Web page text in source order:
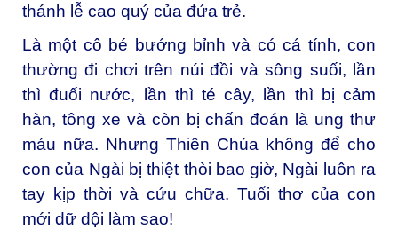
thánh lễ cao quý của đứa trẻ.
Là một cô bé bướng bỉnh và có cá tính, con
thường đi chơi trên núi đồi và sông suối, lần
thì đuối nước, lần thì té cây, lần thì bị cảm
hàn, tông xe và còn bị chấn đoán là ung thư
máu nữa. Nhưng Thiên Chúa không để cho
con của Ngài bị thiệt thòi bao giờ, Ngài luôn ra
tay kịp thời và cứu chữa. Tuổi thơ của con
mới dữ dội làm sao!